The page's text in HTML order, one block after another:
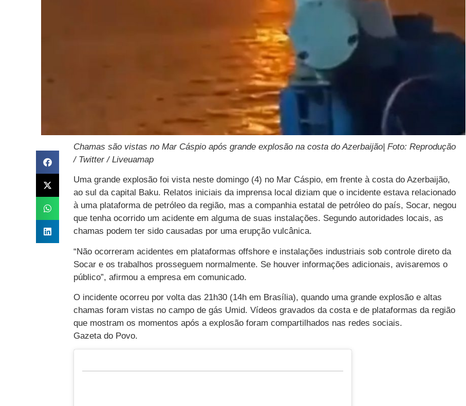
Chamas são vistas no Mar Cáspio após grande explosão na costa do Azerbaijão| Foto: Reprodução
/ Twitter / Liveuamap
Uma grande explosão foi vista neste domingo (4) no Mar Cáspio, em frente à costa do Azerbaijão,
ao sul da capital Baku. Relatos iniciais da imprensa local diziam que o incidente estava relacionado
à uma plataforma de petróleo da região, mas a companhia estatal de petróleo do país, Socar, negou
que tenha ocorrido um acidente em alguma de suas instalações. Segundo autoridades locais, as
chamas podem ter sido causadas por uma erupção vulcânica.
“Não ocorreram acidentes em plataformas offshore e instalações industriais sob controle direto da
Socar e os trabalhos prosseguem normalmente. Se houver informações adicionais, avisaremos o
público”, afirmou a empresa em comunicado.
O incidente ocorreu por volta das 21h30 (14h em Brasília), quando uma grande explosão e altas
chamas foram vistas no campo de gás Umid. Vídeos gravados da costa e de plataformas da região
que mostram os momentos após a explosão foram compartilhados nas redes sociais.
Gazeta do Povo.